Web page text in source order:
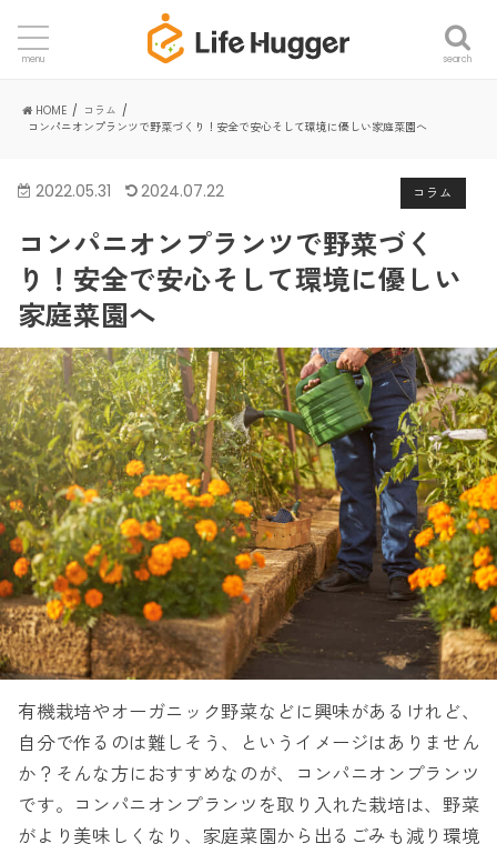
search
menu
HOME
コラム
コンパニオンプランツで野菜づくり！安全で安心そして環境に優しい家庭菜園へ
コラム
2022.05.31 2024.07.22
コンパニオンプランツで野菜づく
り！安全で安心そして環境に優しい
家庭菜園へ
有機栽培やオーガニック野菜などに興味があるけれど、
自分で作るのは難しそう、というイメージはありません
か？そんな方におすすめなのが、コンパニオンプランツ
です。コンパニオンプランツを取り入れた栽培は、野菜
がより美味しくなり、家庭菜園から出るごみも減り環境